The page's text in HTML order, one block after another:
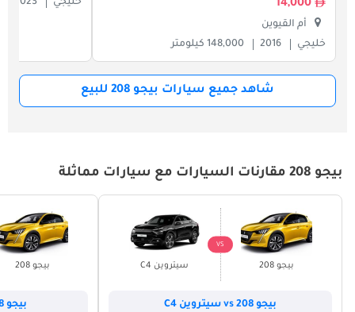
14,000
أم القيوين
خليجي
2016 148,000 كيلومتر
شاهد جميع سيارات بيجو 208 للبيع
بيجو 208 مقارنات السيارات مع سيارات مماثلة
بيجو 208
VS
سيتروين C4
بيجو 208 vs سيتروين C4
بيجو 208
بيجو 208 vs فيات 500